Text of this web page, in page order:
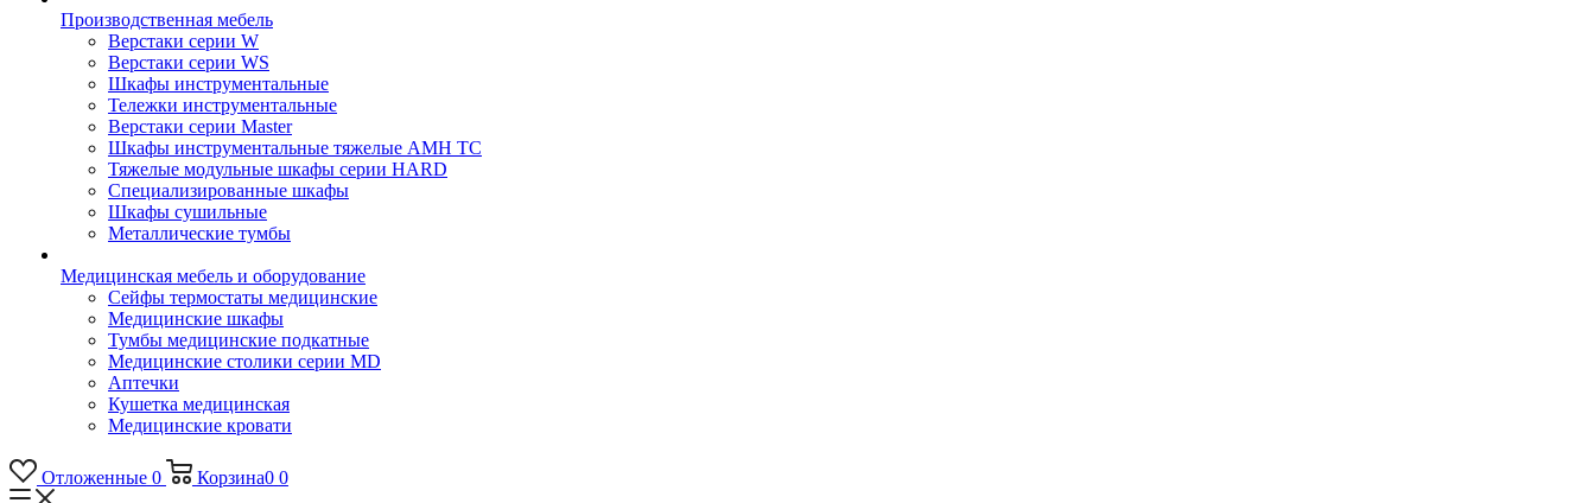
Производственная мебель
Верстаки серии W
Верстаки серии WS
Шкафы инструментальные
Тележки инструментальные
Верстаки серии Master
Шкафы инструментальные тяжелые AMH TC
Тяжелые модульные шкафы серии HARD
Cпециализированные шкафы
Шкафы сушильные
Металлические тумбы
Медицинская мебель и оборудование
Сейфы термостаты медицинские
Медицинские шкафы
Тумбы медицинские подкатные
Медицинские столики серии MD
Аптечки
Кушетка медицинская
Медицинские кровати
Отложенные 0 Корзина0 0